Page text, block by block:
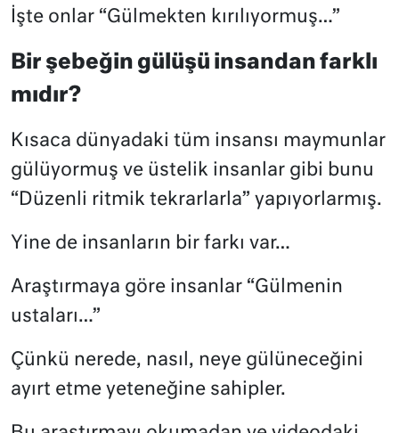
İşte onlar “Gülmekten kırılıyormuş…”
Bir şebeğin gülüşü insandan farklı
mıdır?
Kısaca dünyadaki tüm insansı maymunlar
gülüyormuş ve üstelik insanlar gibi bunu
“Düzenli ritmik tekrarlarla” yapıyorlarmış.
Yine de insanların bir farkı var…
Araştırmaya göre insanlar “Gülmenin
ustaları…”
Çünkü nerede, nasıl, neye gülüneceğini
ayırt etme yeteneğine sahipler.